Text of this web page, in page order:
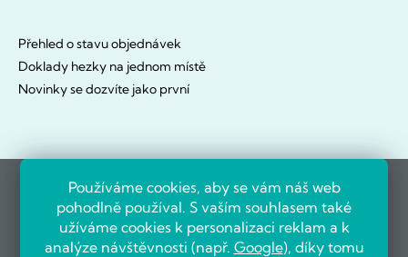
Používáme cookies, aby se vám náš web
pohodlně používal. S vaším souhlasem také
užíváme cookies k personalizaci reklam a k
analýze návštěvnosti (např. Google), díky tomu
Přehled o stavu objednávek
Doklady hezky na jednom místě
Novinky se dozvíte jako první